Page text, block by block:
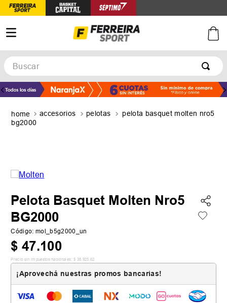
Buscar
TÉRMINOS MÁS BUSCADOS
2.
zapatillas
5. zapatillas adidas
accesorios pelotas
pelota basquet molten nro5
bg2000
Pelota Basquet Molten Nro5
BG2000
Código: mol_b5g2000_un
$ 47.100
Precio sin impuestos nacionales: $ 38.925 ,62
¡Aprovechá nuestras promos bancarias!